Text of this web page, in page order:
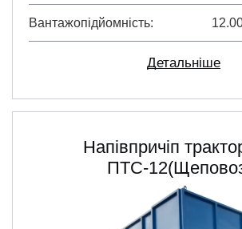
Вантажопідйомність
Детальніше
Напівпричіп
ПТС-